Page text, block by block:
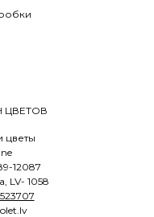
ЦВЕТОВ
цветы
12087
LV- 1058